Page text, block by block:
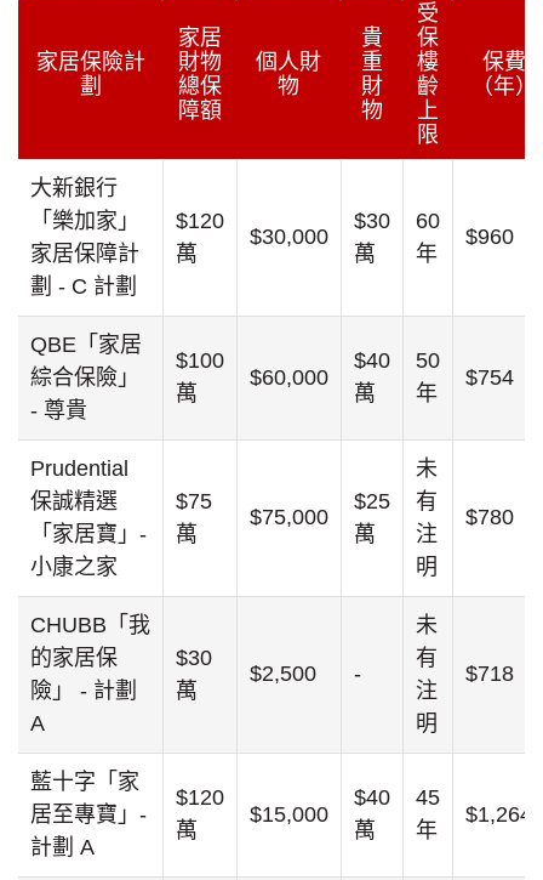
家居保險計
劃
家居
財物
總保
障額
個人財
物
貴
重
財
物
受
保
樓
齡
上
限
保費
（年）
大新銀行
「樂加家」
家居保障計
劃 - C 計劃
$120
萬
$30,000
$30
萬
60
年
$960
QBE「家居
綜合保險」
- 尊貴
$100
萬
$60,000
$40
萬
50
年
$754
Prudential
保誠精選
「家居寶」-
小康之家
$75
萬
$75,000
$25
萬
未
有
注
明
$780
CHUBB「我
的家居保
險」 - 計劃
A
$30
萬
$2,500 -
未
有
注
明
$718
藍十字「家
居至專寶」-
計劃 A
$120
萬
$15,000
$40
萬
45
年
$1,264